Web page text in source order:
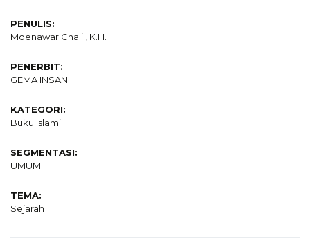
PENULIS:
Moenawar Chalil, K.H.
PENERBIT:
GEMA INSANI
KATEGORI:
Buku Islami
SEGMENTASI:
UMUM
TEMA:
Sejarah